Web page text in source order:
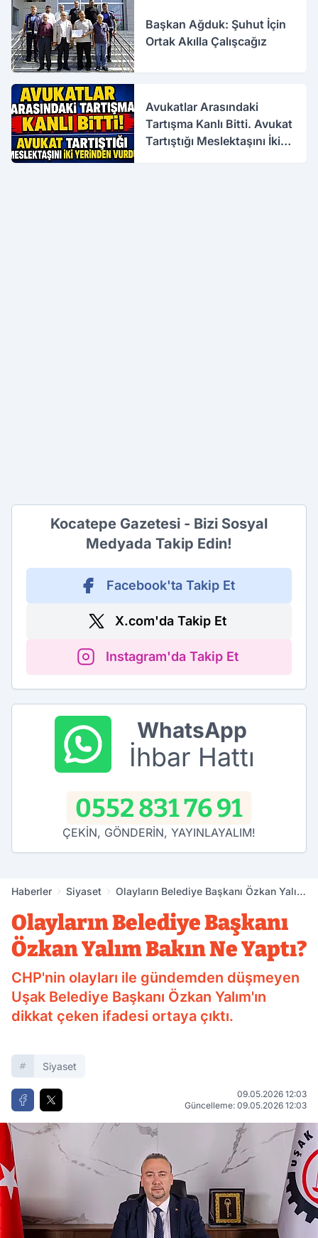
Başkan Ağduk: Şuhut İçin
Ortak Akılla Çalışcağız
Avukatlar Arasındaki
Tartışma Kanlı Bitti. Avukat
Tartıştığı Meslektaşını İki
Kocatepe Gazetesi - Bizi Sosyal
Medyada Takip Edin!
Facebook'ta Takip Et
X.com'da Takip Et
Instagram'da Takip Et
WhatsApp
İhbar Hattı
0552 831 76 91
ÇEKİN, GÖNDERİN, YAYINLAYALIM!
Haberler Siyaset
Olayların Belediye Başkanı Özkan Yalım
Olayların Belediye Başkanı
Özkan Yalım Bakın Ne Yaptı?
CHP'nin olayları ile gündemden düşmeyen
Uşak Belediye Başkanı Özkan Yalım'ın
dikkat çeken ifadesi ortaya çıktı.
Siyaset
09.05.2026 12:03
Güncelleme: 09.05.2026 12:03